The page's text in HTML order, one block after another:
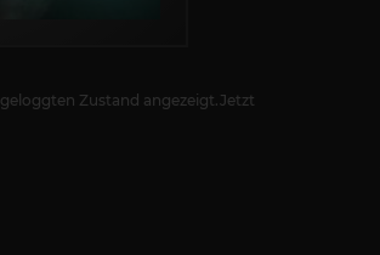
Zustand angezeigt.Jetzt